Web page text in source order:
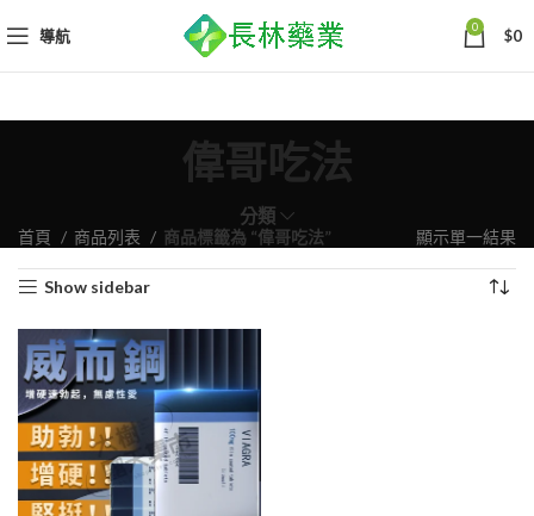
導航 0 $0
偉哥吃法
分類
首頁 商品列表 商品標籤為 “偉哥吃法” 顯示單一結果
Show sidebar